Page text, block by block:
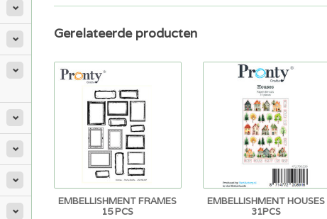
Gerelateerde producten
EMBELLISHMENT FRAMES
15 PCS
EMBELLISHMENT HOUSES
31PCS